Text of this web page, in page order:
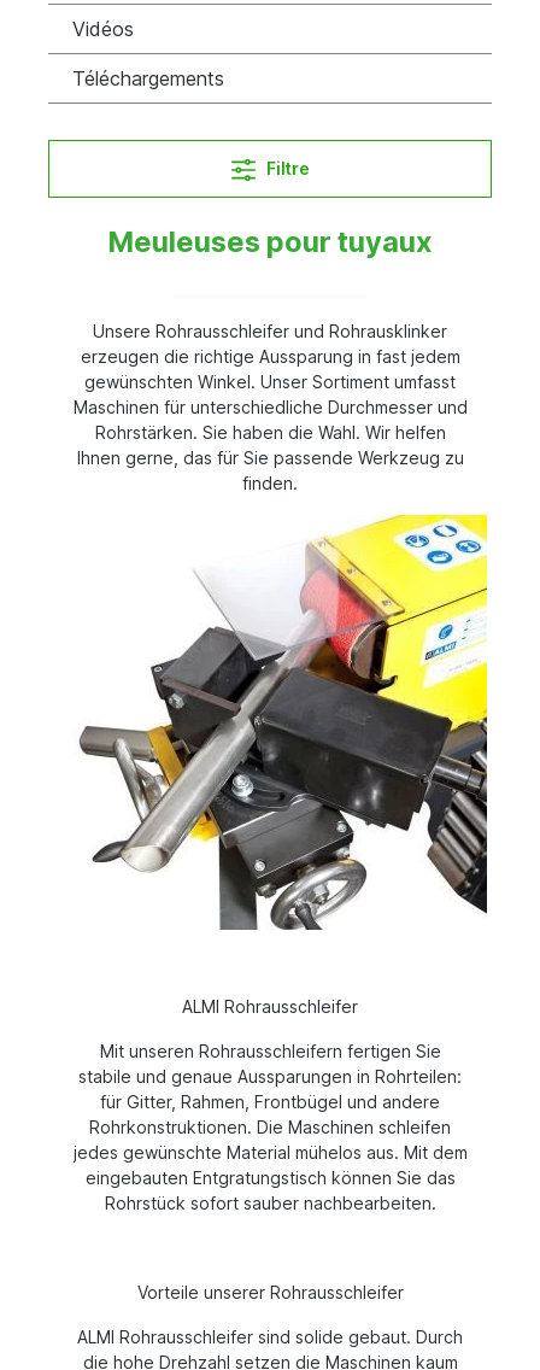
Vidéos
Téléchargements
Filtre
Meuleuses pour tuyaux
Unsere Rohrausschleifer und Rohrausklinker
erzeugen die richtige Aussparung in fast jedem
gewünschten Winkel. Unser Sortiment umfasst
Maschinen für unterschiedliche Durchmesser und
Rohrstärken. Sie haben die Wahl. Wir helfen
Ihnen gerne, das für Sie passende Werkzeug zu
finden.
ALMI Rohrausschleifer
Mit unseren Rohrausschleifern fertigen Sie
stabile und genaue Aussparungen in Rohrteilen:
für Gitter, Rahmen, Frontbügel und andere
Rohrkonstruktionen. Die Maschinen schleifen
jedes gewünschte Material mühelos aus. Mit dem
eingebauten Entgratungstisch können Sie das
Rohrstück sofort sauber nachbearbeiten.
Vorteile unserer Rohrausschleifer
ALMI Rohrausschleifer sind solide gebaut. Durch
die hohe Drehzahl setzen die Maschinen kaum